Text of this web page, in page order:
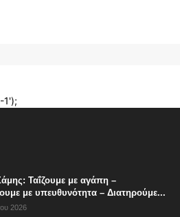
Ταΐζουμε με αγάπη –
με υπευθυνότητα – Διατηρούμε...
2026